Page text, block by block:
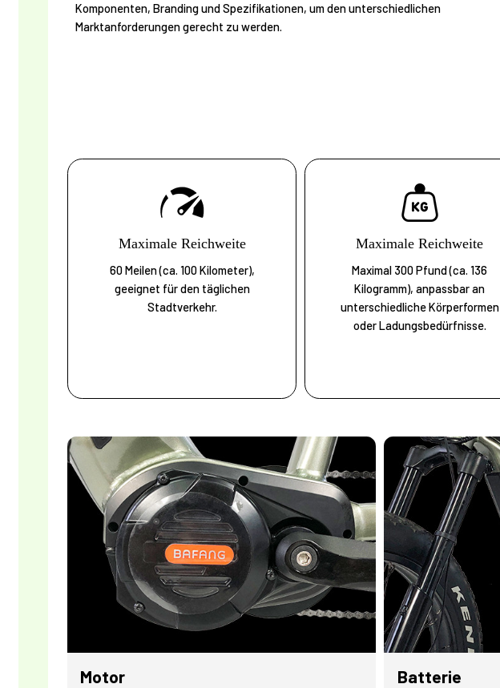
Komponenten, Branding und Spezifikationen, um den unterschiedlichen
Marktanforderungen gerecht zu werden.
Maximale Reichweite
60 Meilen (ca. 100 Kilometer),
geeignet für den täglichen
Stadtverkehr.
Maximale Reichweite
Maximal 300 Pfund (ca. 136
Kilogramm), anpassbar an
unterschiedliche Körperformen
oder Ladungsbedürfnisse.
Motor Batterie